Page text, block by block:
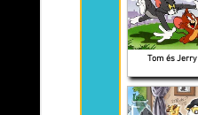
Tom és Jerry